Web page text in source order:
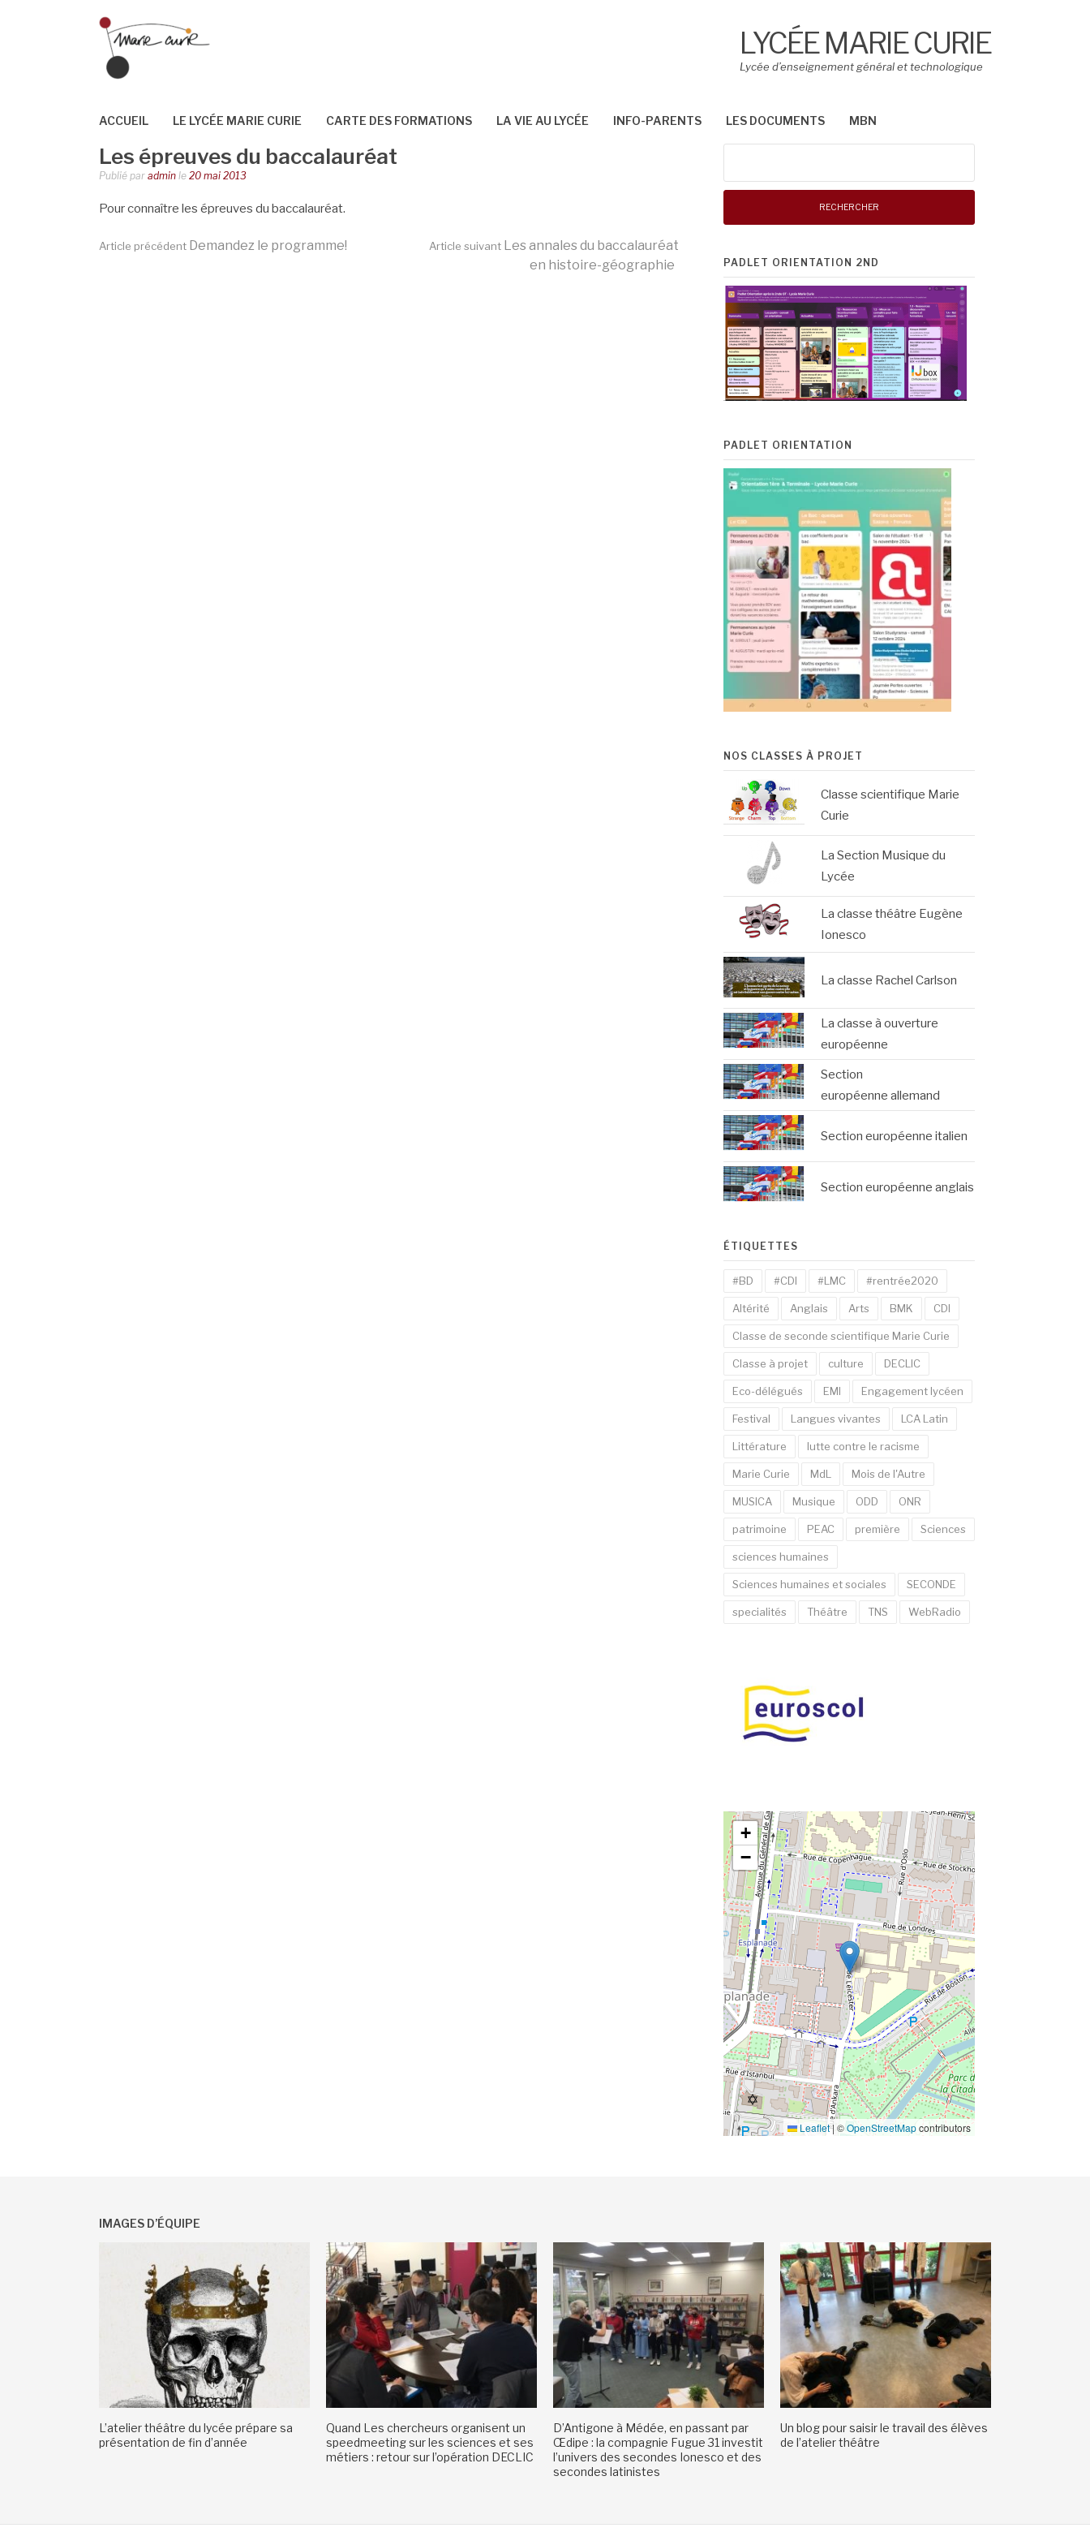
LYCÉE MARIE CURIE
Lycée d’enseignement général et technologique
ACCUEIL LE LYCÉE MARIE CURIE CARTE DES FORMATIONS LA VIE AU LYCÉE INFO-PARENTS LES DOCUMENTS MBN
Les épreuves du baccalauréat
Publié par admin le 20 mai 2013
Pour connaître les épreuves du baccalauréat.
Lire
Article précédent Demandez le programme! Article suivant Les annales du baccalauréat
en histoire-géographie
PADLET ORIENTATION 2ND
PADLET ORIENTATION
NOS CLASSES À PROJET
Classe scientifique Marie
Curie
La Section Musique du
Lycée
La classe théâtre Eugène
Ionesco
La classe Rachel Carlson
La classe à ouverture
européenne
Section
européenne allemand
Section européenne italien
Section européenne anglais
ÉTIQUETTES
#BD #CDI #LMC #rentrée2020
Altérité Anglais Arts BMK CDI
Classe de seconde scientifique Marie Curie
Classe à projet culture DECLIC
Eco-délégués EMI Engagement lycéen
Festival Langues vivantes LCA Latin
Littérature lutte contre le racisme
Marie Curie MdL Mois de l'Autre
MUSICA Musique ODD ONR
patrimoine PEAC première Sciences
sciences humaines
Sciences humaines et sociales SECONDE
specialités Théâtre TNS WebRadio
+
−
Leaflet| ©OpenStreetMapcontributors
IMAGES D’ÉQUIPE
L’atelier théâtre du lycée prépare sa
présentation de fin d’année
Quand Les chercheurs organisent un
speedmeeting sur les sciences et ses
métiers : retour sur l’opération DECLIC
D’Antigone à Médée, en passant par
Œdipe : la compagnie Fugue 31 investit
l’univers des secondes Ionesco et des
secondes latinistes
Un blog pour saisir le travail des élèves
de l’atelier théâtre